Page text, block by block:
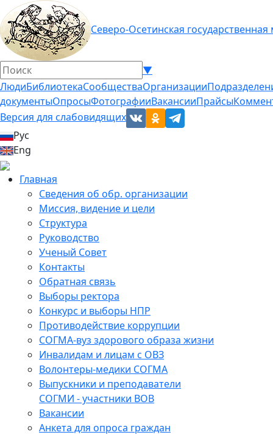
Северо-Осетинская
▼
ЛюдиБиблиотекаСообществаОрганизации
документыОпросыФотографииВакансииПрайсы
Версия для слабовидящих
Рус
Eng
Главная
Сведения об обр. организации
Миссия, видение и цели
Структура
Руководство
Ученый Совет
Контакты
Обратная связь
Выборы ректора
Конкурс и выборы НПР
Противодействие коррупции
СОГМА-вуз здорового образа жизни
Инвалидам и лицам с ОВЗ
Волонтеры-медики СОГМА
Выпускники и преподаватели
СОГМИ - участники ВОВ
Вакансии
Анкета для опроса граждан